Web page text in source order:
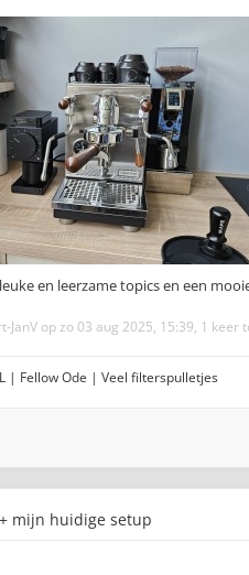
en leerzame topics en een
JanV op zo 03 aug 2025, 15:39, 1 keer
| Fellow Ode | Veel filterspulletjes
mijn huidige setup